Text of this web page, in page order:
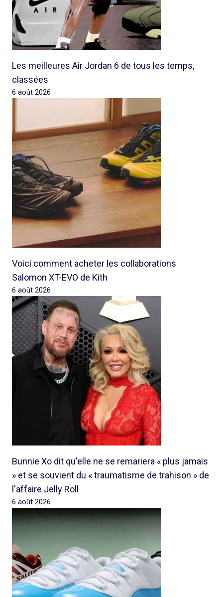
Les meilleures Air Jordan 6 de tous les temps,
classées
6 août 2026
Voici comment acheter les collaborations
Salomon XT-EVO de Kith
6 août 2026
Bunnie Xo dit qu'elle ne se remariera « plus jamais
» et se souvient du « traumatisme de trahison » de
l'affaire Jelly Roll
6 août 2026